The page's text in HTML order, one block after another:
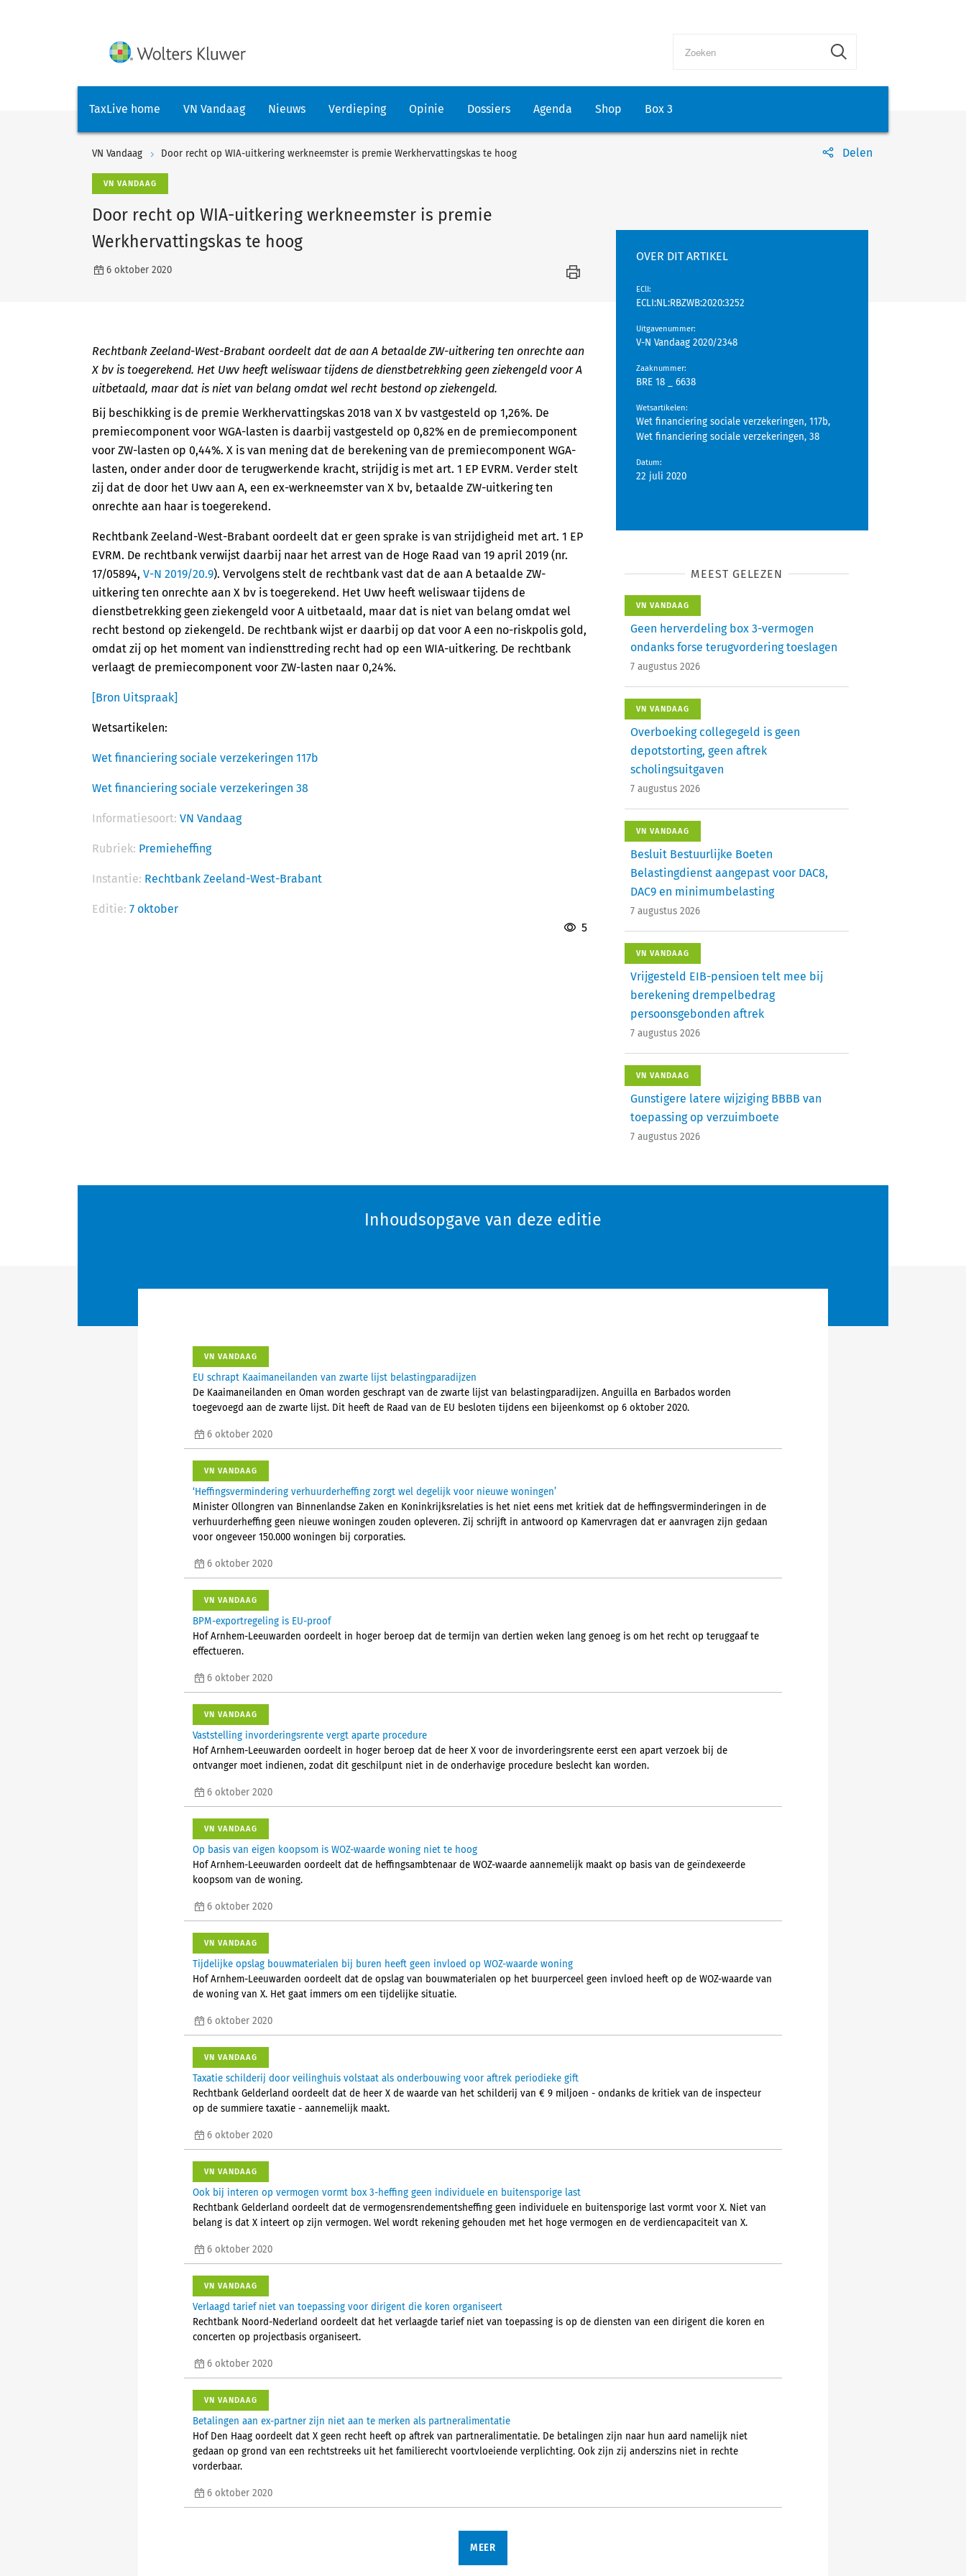
TaxLive home VN Vandaag Nieuws Verdieping Opinie Dossiers Agenda Shop Box 3
VN Vandaag Door recht op WIA-uitkering werkneemster is premie Werkhervattingskas te hoog Delen
VN VANDAAG
Door recht op WIA-uitkering werkneemster is premie
Werkhervattingskas te hoog
6 oktober 2020
Rechtbank Zeeland-West-Brabant oordeelt dat de aan A betaalde ZW-uitkering ten onrechte aan
X bv is toegerekend. Het Uwv heeft weliswaar tijdens de dienstbetrekking geen ziekengeld voor A
uitbetaald, maar dat is niet van belang omdat wel recht bestond op ziekengeld.
Bij beschikking is de premie Werkhervattingskas 2018 van X bv vastgesteld op 1,26%. De
premiecomponent voor WGA-lasten is daarbij vastgesteld op 0,82% en de premiecomponent
voor ZW-lasten op 0,44%. X is van mening dat de berekening van de premiecomponent WGA-
lasten, onder ander door de terugwerkende kracht, strijdig is met art. 1 EP EVRM. Verder stelt
zij dat de door het Uwv aan A, een ex-werkneemster van X bv, betaalde ZW-uitkering ten
onrechte aan haar is toegerekend.
Rechtbank Zeeland-West-Brabant oordeelt dat er geen sprake is van strijdigheid met art. 1 EP
EVRM. De rechtbank verwijst daarbij naar het arrest van de Hoge Raad van 19 april 2019 (nr.
17/05894, V-N 2019/20.9). Vervolgens stelt de rechtbank vast dat de aan A betaalde ZW-
uitkering ten onrechte aan X bv is toegerekend. Het Uwv heeft weliswaar tijdens de
dienstbetrekking geen ziekengeld voor A uitbetaald, maar dat is niet van belang omdat wel
recht bestond op ziekengeld. De rechtbank wijst er daarbij op dat voor A een no-riskpolis gold,
omdat zij op het moment van indiensttreding recht had op een WIA-uitkering. De rechtbank
verlaagt de premiecomponent voor ZW-lasten naar 0,24%.
[Bron Uitspraak]
Wetsartikelen:
Wet financiering sociale verzekeringen 117b
Wet financiering sociale verzekeringen 38
Informatiesoort: VN Vandaag
Rubriek: Premieheffing
Instantie: Rechtbank Zeeland-West-Brabant
Editie: 7 oktober
5
OVER DIT ARTIKEL
EClI:
ECLI:NL:RBZWB:2020:3252
Uitgavenummer:
V-N Vandaag 2020/2348
Zaaknummer:
BRE 18 _ 6638
Wetsartikelen:
Wet financiering sociale verzekeringen, 117b,
Wet financiering sociale verzekeringen, 38
Datum:
22 juli 2020
MEEST GELEZEN
VN VANDAAG
Geen herverdeling box 3-vermogen
ondanks forse terugvordering toeslagen
7 augustus 2026
VN VANDAAG
Overboeking collegegeld is geen
depotstorting, geen aftrek
scholingsuitgaven
7 augustus 2026
VN VANDAAG
Besluit Bestuurlijke Boeten
Belastingdienst aangepast voor DAC8,
DAC9 en minimumbelasting
7 augustus 2026
VN VANDAAG
Vrijgesteld EIB-pensioen telt mee bij
berekening drempelbedrag
persoonsgebonden aftrek
7 augustus 2026
VN VANDAAG
Gunstigere latere wijziging BBBB van
toepassing op verzuimboete
7 augustus 2026
Inhoudsopgave van deze editie
VN VANDAAG
EU schrapt Kaaimaneilanden van zwarte lijst belastingparadijzen
De Kaaimaneilanden en Oman worden geschrapt van de zwarte lijst van belastingparadijzen. Anguilla en Barbados worden
toegevoegd aan de zwarte lijst. Dit heeft de Raad van de EU besloten tijdens een bijeenkomst op 6 oktober 2020.
6 oktober 2020
VN VANDAAG
‘Heffingsvermindering verhuurderheffing zorgt wel degelijk voor nieuwe woningen’
Minister Ollongren van Binnenlandse Zaken en Koninkrijksrelaties is het niet eens met kritiek dat de heffingsverminderingen in de
verhuurderheffing geen nieuwe woningen zouden opleveren. Zij schrijft in antwoord op Kamervragen dat er aanvragen zijn gedaan
voor ongeveer 150.000 woningen bij corporaties.
6 oktober 2020
VN VANDAAG
BPM-exportregeling is EU-proof
Hof Arnhem-Leeuwarden oordeelt in hoger beroep dat de termijn van dertien weken lang genoeg is om het recht op teruggaaf te
effectueren.
6 oktober 2020
VN VANDAAG
Vaststelling invorderingsrente vergt aparte procedure
Hof Arnhem-Leeuwarden oordeelt in hoger beroep dat de heer X voor de invorderingsrente eerst een apart verzoek bij de
ontvanger moet indienen, zodat dit geschilpunt niet in de onderhavige procedure beslecht kan worden.
6 oktober 2020
VN VANDAAG
Op basis van eigen koopsom is WOZ-waarde woning niet te hoog
Hof Arnhem-Leeuwarden oordeelt dat de heffingsambtenaar de WOZ-waarde aannemelijk maakt op basis van de geïndexeerde
koopsom van de woning.
6 oktober 2020
VN VANDAAG
Tijdelijke opslag bouwmaterialen bij buren heeft geen invloed op WOZ-waarde woning
Hof Arnhem-Leeuwarden oordeelt dat de opslag van bouwmaterialen op het buurperceel geen invloed heeft op de WOZ-waarde van
de woning van X. Het gaat immers om een tijdelijke situatie.
6 oktober 2020
VN VANDAAG
Taxatie schilderij door veilinghuis volstaat als onderbouwing voor aftrek periodieke gift
Rechtbank Gelderland oordeelt dat de heer X de waarde van het schilderij van € 9 miljoen - ondanks de kritiek van de inspecteur
op de summiere taxatie - aannemelijk maakt.
6 oktober 2020
VN VANDAAG
Ook bij interen op vermogen vormt box 3-heffing geen individuele en buitensporige last
Rechtbank Gelderland oordeelt dat de vermogensrendementsheffing geen individuele en buitensporige last vormt voor X. Niet van
belang is dat X inteert op zijn vermogen. Wel wordt rekening gehouden met het hoge vermogen en de verdiencapaciteit van X.
6 oktober 2020
VN VANDAAG
Verlaagd tarief niet van toepassing voor dirigent die koren organiseert
Rechtbank Noord-Nederland oordeelt dat het verlaagde tarief niet van toepassing is op de diensten van een dirigent die koren en
concerten op projectbasis organiseert.
6 oktober 2020
VN VANDAAG
Betalingen aan ex-partner zijn niet aan te merken als partneralimentatie
Hof Den Haag oordeelt dat X geen recht heeft op aftrek van partneralimentatie. De betalingen zijn naar hun aard namelijk niet
gedaan op grond van een rechtstreeks uit het familierecht voortvloeiende verplichting. Ook zijn zij anderszins niet in rechte
vorderbaar.
6 oktober 2020
MEER